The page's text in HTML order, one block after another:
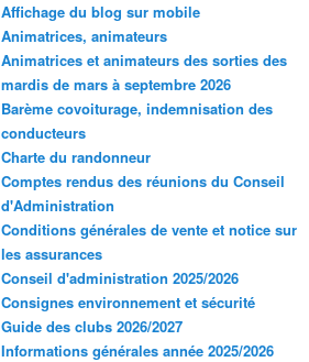
Affichage du blog sur mobile
Animatrices, animateurs
Animatrices et animateurs des sorties des
mardis de mars à septembre 2026
Barème covoiturage, indemnisation des
conducteurs
Charte du randonneur
Comptes rendus des réunions du Conseil
d'Administration
Conditions générales de vente et notice sur
les assurances
Conseil d'administration 2025/2026
Consignes environnement et sécurité
Guide des clubs 2026/2027
Informations générales année 2025/2026